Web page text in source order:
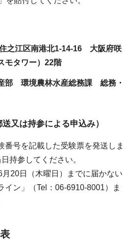
之江区南港北1-14-16 大阪府咲
モタワー）22階
部 環境農林水産総務課 総務・
又は持参による申込み）
番号を記載した受験票を発送しま
持参してください。
20日（木曜日）までに届かない
イン」（Tel：06-6910-8001）ま